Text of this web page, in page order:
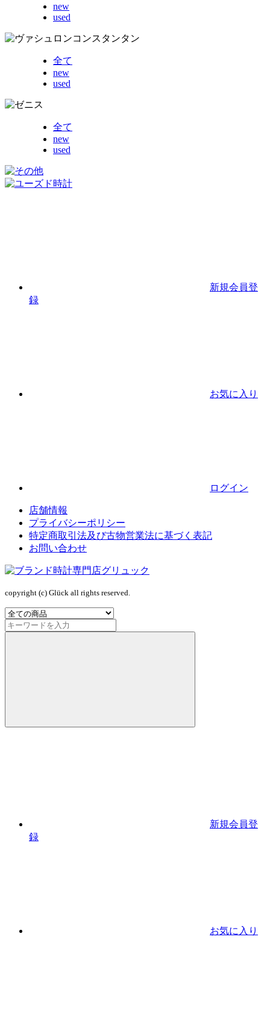
new
used
全て
new
used
全て
new
used
新規会員登
録
お気に入り
ログイン
店舗情報
プライバシーポリシー
特定商取引法及び古物営業法に基づく表記
お問い合わせ
copyright (c) Glück all rights reserved.
新規会員登
録
お気に入り